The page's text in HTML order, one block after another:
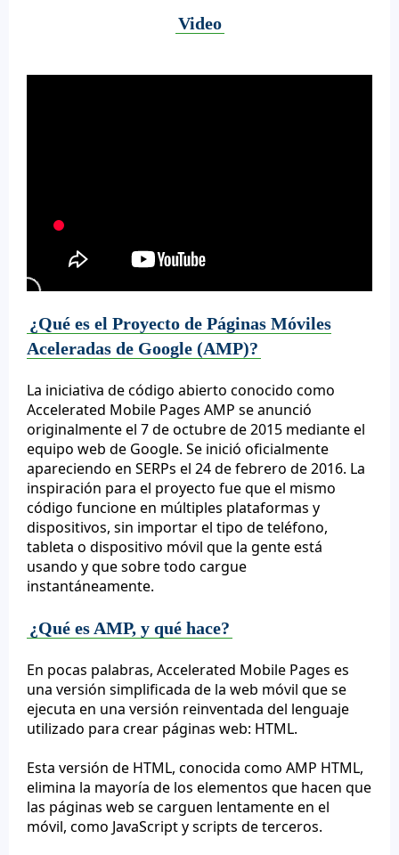
Video
¿Qué es el Proyecto de Páginas Móviles
Aceleradas de Google (AMP)?
La iniciativa de código abierto conocido como
Accelerated Mobile Pages AMP se anunció
originalmente el 7 de octubre de 2015 mediante el
equipo web de Google. Se inició oficialmente
apareciendo en SERPs el 24 de febrero de 2016. La
inspiración para el proyecto fue que el mismo
código funcione en múltiples plataformas y
dispositivos, sin importar el tipo de teléfono,
tableta o dispositivo móvil que la gente está
usando y que sobre todo cargue
instantáneamente.
¿Qué es AMP, y qué hace?
En pocas palabras, Accelerated Mobile Pages es
una versión simplificada de la web móvil que se
ejecuta en una versión reinventada del lenguaje
utilizado para crear páginas web: HTML.
Esta versión de HTML, conocida como AMP HTML,
elimina la mayoría de los elementos que hacen que
las páginas web se carguen lentamente en el
móvil, como JavaScript y scripts de terceros.